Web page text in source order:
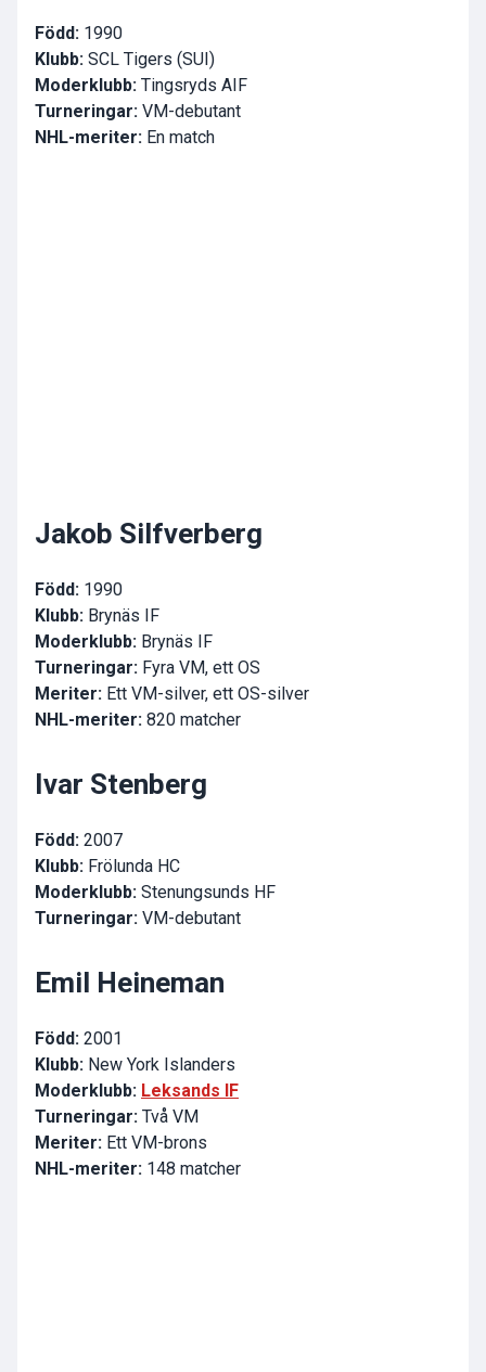
Född: 1990
Klubb: SCL Tigers (SUI)
Moderklubb: Tingsryds AIF
Turneringar: VM-debutant
NHL-meriter: En match
Jakob Silfverberg
Född: 1990
Klubb: Brynäs IF
Moderklubb: Brynäs IF
Turneringar: Fyra VM, ett OS
Meriter: Ett VM-silver, ett OS-silver
NHL-meriter: 820 matcher
Ivar Stenberg
Född: 2007
Klubb: Frölunda HC
Moderklubb: Stenungsunds HF
Turneringar: VM-debutant
Emil Heineman
Född: 2001
Klubb: New York Islanders
Moderklubb: Leksands IF
Turneringar: Två VM
Meriter: Ett VM-brons
NHL-meriter: 148 matcher